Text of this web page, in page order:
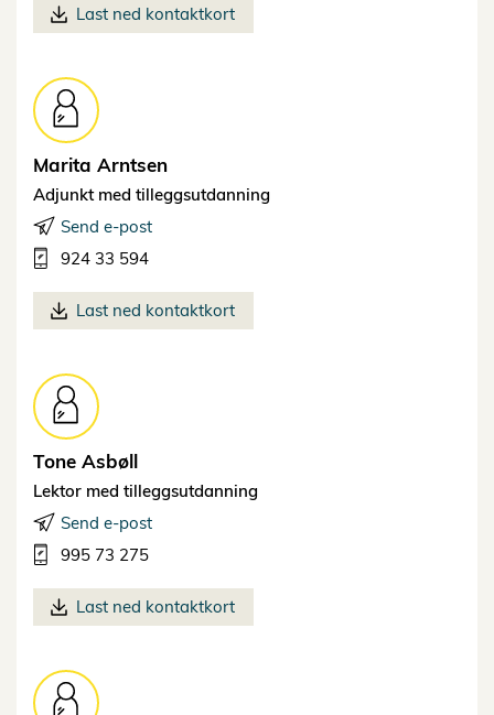
Last ned kontaktkort
Marita Arntsen
Adjunkt med tilleggsutdanning
Send e-post
924 33 594
Last ned kontaktkort
Tone Asbøll
Lektor med tilleggsutdanning
Send e-post
995 73 275
Last ned kontaktkort